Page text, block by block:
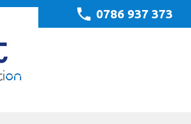
0786 937 373